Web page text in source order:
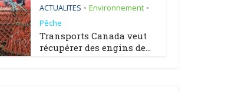
ACTUALITES • Environnement •
Pêche
Transports Canada veut
récupérer des engins de...